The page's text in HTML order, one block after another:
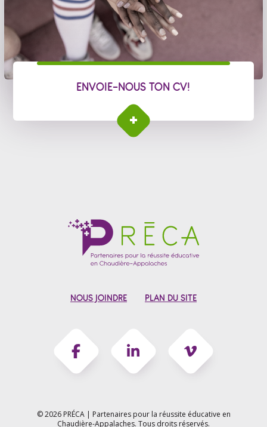
ENVOIE-NOUS TON CV!
NOUS JOINDRE PLAN DU SITE
© 2026 PRÉCA | Partenaires pour la réussite éducative en
Chaudière-Appalaches. Tous droits réservés.